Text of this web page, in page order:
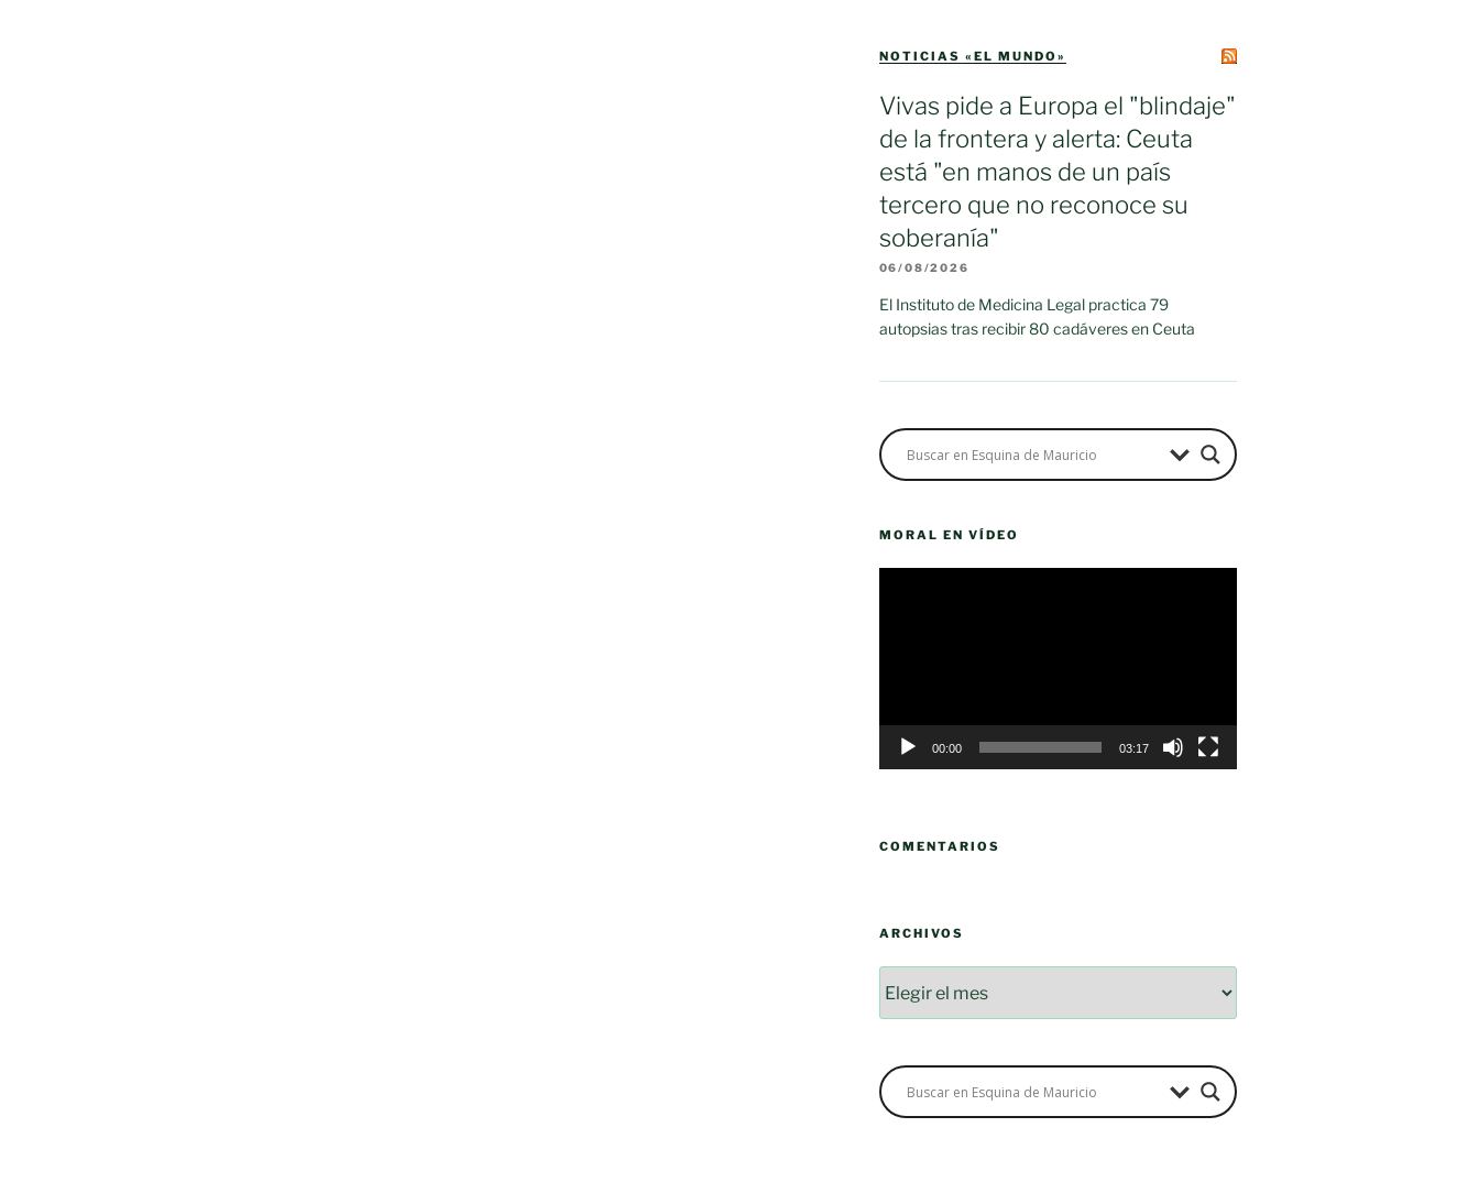
NOTICIAS «EL MUNDO»
Vivas pide a Europa el "blindaje"
de la frontera y alerta: Ceuta
está "en manos de un país
tercero que no reconoce su
soberanía"
06/08/2026
El Instituto de Medicina Legal practica 79
autopsias tras recibir 80 cadáveres en Ceuta
MORAL EN VÍDEO
00:00 03:17
COMENTARIOS
ARCHIVOS